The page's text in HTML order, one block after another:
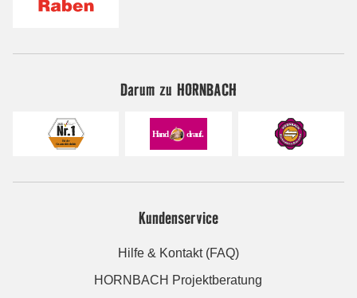
Darum zu HORNBACH
Kundenservice
Hilfe & Kontakt (FAQ)
HORNBACH Projektberatung